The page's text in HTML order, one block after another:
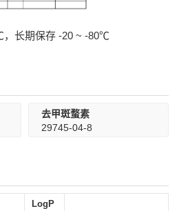
长期保存 -20 ~ -80℃
去甲斑蝥素
29745-04-8
LogP